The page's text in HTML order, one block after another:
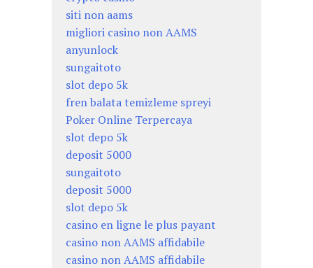
siti non aams
migliori casino non AAMS
anyunlock
sungaitoto
slot depo 5k
fren balata temizleme spreyi
Poker Online Terpercaya
slot depo 5k
deposit 5000
sungaitoto
deposit 5000
slot depo 5k
casino en ligne le plus payant
casino non AAMS affidabile
casino non AAMS affidabile